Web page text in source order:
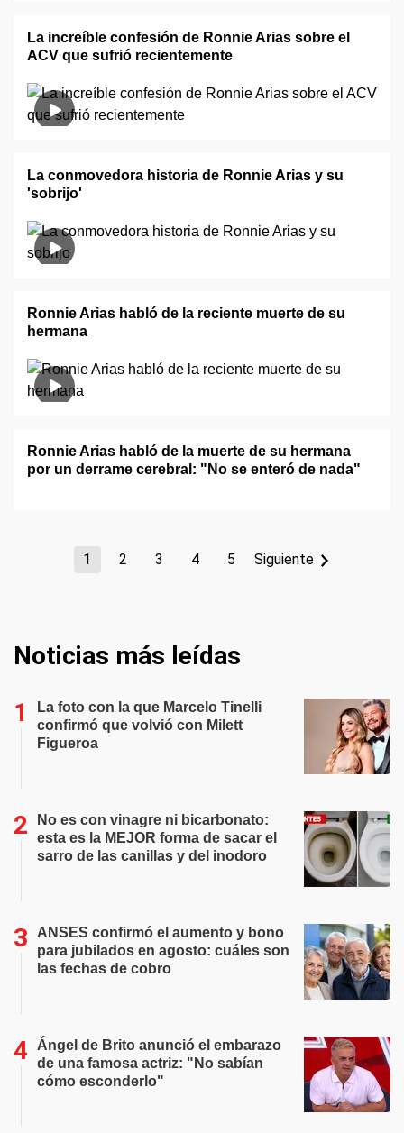
La increíble confesión de Ronnie Arias sobre el
ACV que sufrió recientemente
La conmovedora historia de Ronnie Arias y su
'sobrijo'
Ronnie Arias habló de la reciente muerte de su
hermana
Ronnie Arias habló de la muerte de su hermana
por un derrame cerebral: "No se enteró de nada"
1 2 3 4 5 Siguiente
Noticias más leídas
La foto con la que Marcelo Tinelli
confirmó que volvió con Milett
Figueroa
No es con vinagre ni bicarbonato:
esta es la MEJOR forma de sacar el
sarro de las canillas y del inodoro
ANSES confirmó el aumento y bono
para jubilados en agosto: cuáles son
las fechas de cobro
Ángel de Brito anunció el embarazo
de una famosa actriz: "No sabían
cómo esconderlo"